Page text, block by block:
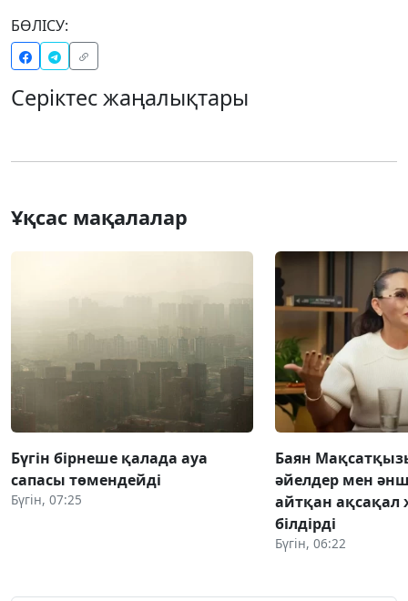
БӨЛІСУ:
Серіктес жаңалықтары
Ұқсас мақалалар
Бүгін бірнеше қалада ауа
сапасы төмендейді
Бүгін, 07:25
Баян
әйелдер мен
айтқан ақсақал
білдірді
Бүгін, 06:22